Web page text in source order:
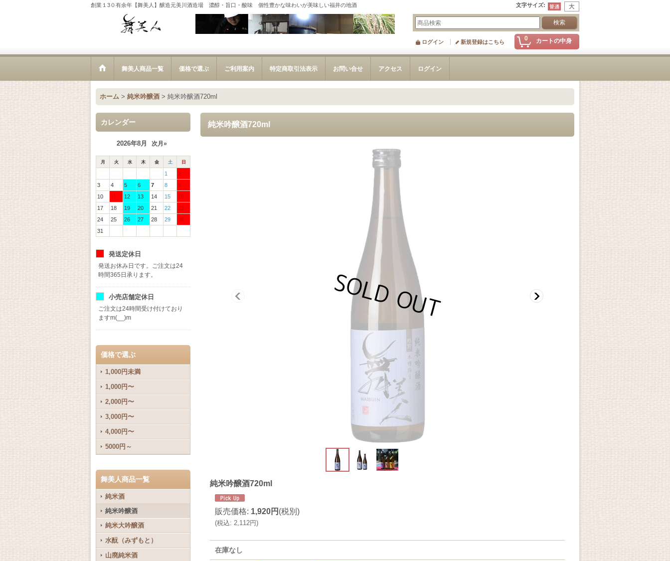
創業１3０有余年【舞美人】醸造元美川酒造場 濃醇・旨口・酸味 個性豊かな味わいが美味しい福井の地酒 文字サイズ:
0 カートの中身
ログイン 新規登録はこちら
舞美人商品一覧 価格で選ぶ ご利用案内 特定商取引法表示 お問い合せ アクセス ログイン
ホーム > 純米吟醸酒 > 純米吟醸酒720ml
カレンダー
2026年8月 次月»
月 火 水 木 金 土 日
1
2
3
4 5 6 7 8
9
10
11 12 13 14 15
16
17
18 19 20 21 22
23
24
25 26 27 28 29
30
31
発送定休日
発送お休み日です。ご注文は24
時間365日承ります。
小売店舗定休日
ご注文は24時間受け付けており
ますm(__)m
価格で選ぶ
1,000円未満
1,000円〜
2,000円〜
3,000円〜
4,000円〜
5000円～
舞美人商品一覧
純米酒
純米吟醸酒
純米大吟醸酒
水酛（みずもと）
山廃純米酒
純米吟醸酒720ml
純米吟醸酒720ml
販売価格: 1,920円 (税別)
(税込: 2,112円)
在庫なし